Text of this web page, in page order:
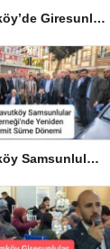
Arnavutköy’de Giresunlulardan Piknik Şöleni
Arnavutköy Samsunlular Derneği’nde Yeniden Ümit Süme Dönemi